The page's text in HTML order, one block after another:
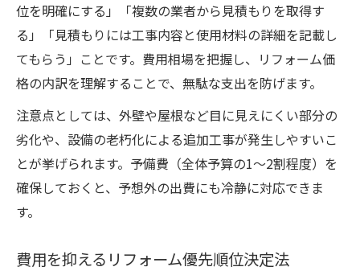
位を明確にする」「複数の業者から見積もりを取得す
る」「見積もりには工事内容と使用材料の詳細を記載し
てもらう」ことです。費用相場を把握し、リフォーム価
格の内訳を理解することで、無駄な支出を防げます。
注意点としては、外壁や屋根など目に見えにくい部分の
劣化や、設備の老朽化による追加工事が発生しやすいこ
とが挙げられます。予備費（全体予算の1～2割程度）を
確保しておくと、予想外の出費にも冷静に対応できま
す。
費用を抑えるリフォーム優先順位決定法